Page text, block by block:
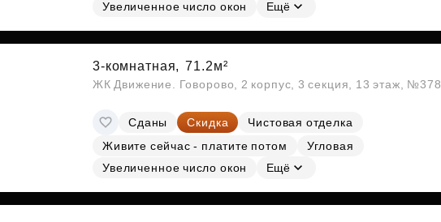
СубсидииУвеличенное число окон
Ещё
3-комнатная, 71.2м²
ЖК Движение. Говорово, 2 корпус, 3 секция, 13 этаж, №378
Сданы Скидка
Чистовая отделка
Живите сейчас - платите потом
Угловая
Увеличенное число окон
Ещё